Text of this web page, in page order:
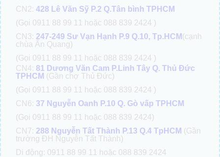
CN2: 428 Lê Văn Sỹ P.2 Q.Tân bình TPHCM
(Gọi 0911 88 99 11 hoặc 088 839 2424 )
CN3: 247-249 Sư Vạn Hạnh P.9 Q.10, Tp.HCM (cạnh
chùa Ấn Quang)
(Gọi 0911 88 99 11 hoặc 088 839 2424 )
CN4: 81 Dương Văn Cam P.Linh Tây Q. Thủ Đức
TPHCM (Gần chợ Thủ Đức)
(Gọi 0911 88 99 11 hoặc 088 839 2424 )
CN6: 37 Nguyễn Oanh P.10 Q. Gò vấp TPHCM
(Gọi 0911 88 99 11 hoặc 088 839 2424)
CN7: 288 Nguyễn Tất Thành P.13 Q.4 TpHCM (Gần
trường ĐH Nguyễn Tất Thành)
Di động: 0911 88 99 11 hoặc 088 839 2424